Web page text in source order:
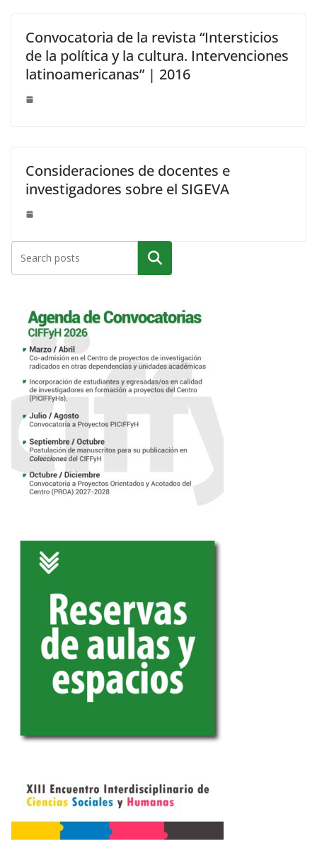
Convocatoria de la revista “Intersticios
de la política y la cultura. Intervenciones
latinoamericanas‏‎” | 2016
Consideraciones de docentes e
investigadores sobre el SIGEVA
Buscar